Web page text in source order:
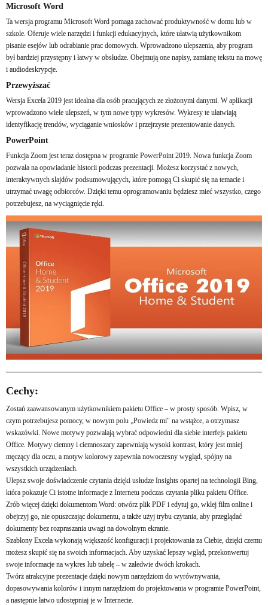
Microsoft Word
Ta wersja programu Microsoft Word pomaga zachować produktywność w domu lub w
szkole. Oferuje wiele narzędzi i funkcji edukacyjnych, które ułatwią użytkownikom
pisanie esejów lub odrabianie prac domowych. Wprowadzono ulepszenia, aby program
był bardziej przystępny i łatwy w obsłudze. Obejmują one napisy, zamianę tekstu na mowę
i audiodeskrypcje.
Przewyższać
Wersja Excela 2019 jest idealna dla osób pracujących ze złożonymi danymi. W aplikacji
wprowadzono wiele ulepszeń, w tym nowe typy wykresów. Wykresy te ułatwiają
identyfikację trendów, wyciąganie wniosków i przejrzyste prezentowanie danych.
PowerPoint
Funkcja Zoom jest teraz dostępna w programie PowerPoint 2019. Nowa funkcja Zoom
pozwala na opowiadanie historii podczas prezentacji. Możesz korzystać z nowych,
interaktywnych slajdów podsumowujących, które pomogą Ci skupić się na temacie i
utrzymać uwagę odbiorców. Dzięki temu oprogramowaniu będziesz mieć wszystko, czego
potrzebujesz, na wyciągnięcie ręki.
Cechy:
Zostań zaawansowanym użytkownikiem pakietu Office – w prosty sposób. Wpisz, w
czym potrzebujesz pomocy, w nowym polu „Powiedz mi" na wstążce, a otrzymasz
wskazówki. Nowe motywy pozwalają wybrać odpowiedni dla siebie interfejs pakietu
Office. Motywy ciemny i ciemnoszary zapewniają wysoki kontrast, który jest mniej
męczący dla oczu, a motyw kolorowy zapewnia nowoczesny wygląd, spójny na
wszystkich urządzeniach.
Ulepsz swoje doświadczenie czytania dzięki usłudze Insights opartej na technologii Bing,
która pokazuje Ci istotne informacje z Internetu podczas czytania pliku pakietu Office.
Zrób więcej dzięki dokumentom Word: otwórz plik PDF i edytuj go, wklej film online i
obejrzyj go, nie opuszczając dokumentu, a także użyj trybu czytania, aby przeglądać
dokumenty bez rozpraszania uwagi na dowolnym ekranie.
Szablony Excela wykonają większość konfiguracji i projektowania za Ciebie, dzięki czemu
możesz skupić się na swoich informacjach. Aby uzyskać lepszy wgląd, przekonwertuj
swoje informacje na wykres lub tabelę – w zaledwie dwóch krokach.
Twórz atrakcyjne prezentacje dzięki nowym narzędziom do wyrównywania,
dopasowywania kolorów i innym narzędziom do projektowania w programie PowerPoint,
a następnie łatwo udostępniaj je w Internecie.